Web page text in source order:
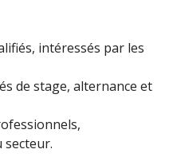
intéressés par les
de stage, alternance et